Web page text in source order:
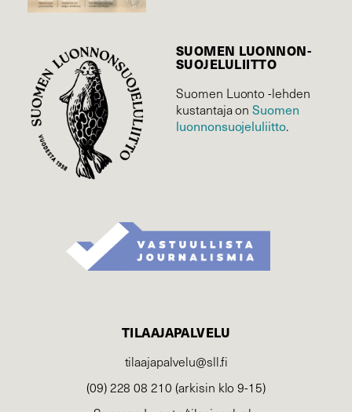
SUOMEN LUONNON­
SUOJELU­LIITTO
Suomen Luonto -lehden
kustantaja onSuomen
luonnonsuojelu­liitto.
TILAAJAPALVELU
tilaajapalvelu@sll.fi
(09) 228 08 210 (arkisin klo 9-15)